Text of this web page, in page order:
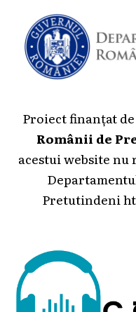
Proiect finanțat de
Românii de
acestui website
Pretutindeni